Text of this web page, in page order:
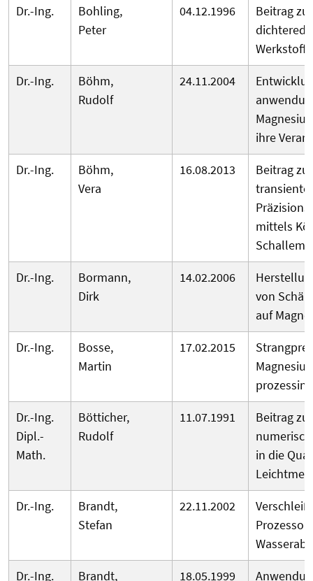
Dr.-Ing.
Bohling,
Peter
04.12.1996
Beitrag
Werkstoffe
Dr.-Ing.
Böhm,
Rudolf
24.11.2004
ihre
Dr.-Ing.
Böhm,
Vera
16.08.2013
Beitrag
mittels
Dr.-Ing.
Bormann,
Dirk
14.02.2006
von
auf
Dr.-Ing.
Bosse,
Martin
17.02.2015
Dr.-Ing.
Dipl.-
Math.
Bötticher,
Rudolf
11.07.1991
Beitrag
in die
Dr.-Ing.
Brandt,
Stefan
22.11.2002
Dr.-Ing.
Brandt, 18.05.1999